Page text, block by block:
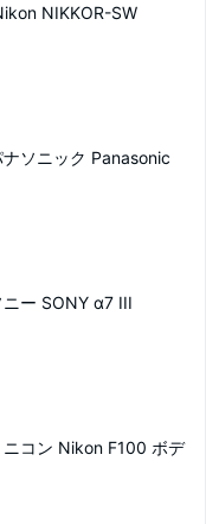
NIKKOR-SW
ナソニック Panasonic
ニー SONY α7 III
ニコン Nikon F100 ボデ